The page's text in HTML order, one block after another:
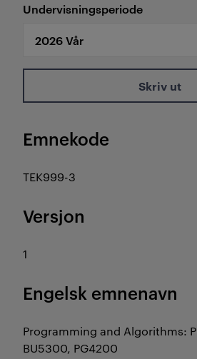
Undervisningsperiode
Skriv ut
Emnekode
TEK999-3
Versjon
1
Engelsk emnenavn
Programming and Algorithms:
BU5300, PG4200